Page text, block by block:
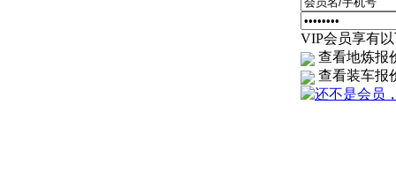
VIP会员享有
查看地炼报
查看装车报